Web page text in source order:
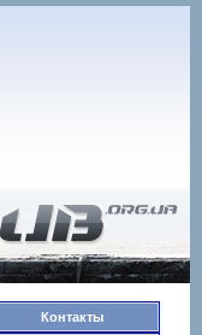
Контакты